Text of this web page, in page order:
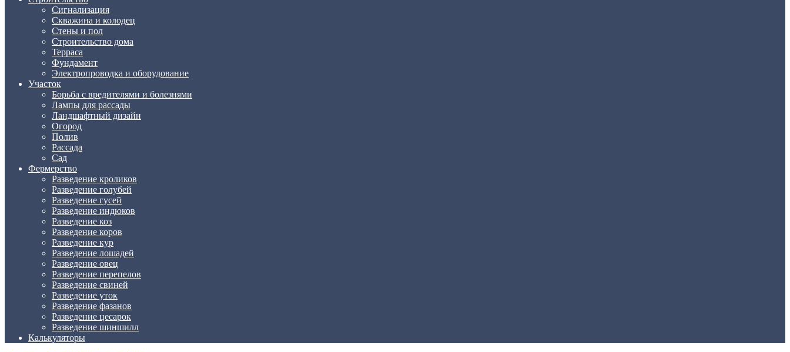
Сигнализация
Скважина и колодец
Стены и пол
Строительство дома
Терраса
Фундамент
Электропроводка и оборудование
Участок
Борьба с вредителями и болезнями
Лампы для рассады
Ландшафтный дизайн
Огород
Полив
Рассада
Сад
Фермерство
Разведение кроликов
Разведение голубей
Разведение гусей
Разведение индюков
Разведение коз
Разведение коров
Разведение кур
Разведение лошадей
Разведение овец
Разведение перепелов
Разведение свиней
Разведение уток
Разведение фазанов
Разведение цесарок
Разведение шиншилл
Калькуляторы